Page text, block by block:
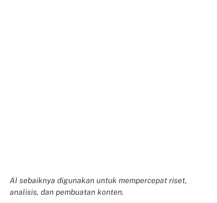
AI sebaiknya digunakan untuk mempercepat riset,
analisis, dan pembuatan konten.